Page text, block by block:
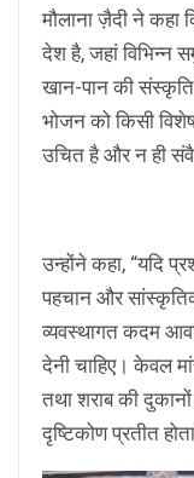
मौलाना ज़ैदी ने कहा
देश है, जहां विभिन्न
खान-पान की
भोजन को किसी
उचित है और न ही
उन्होंने कहा, “यदि
पहचान और
व्यवस्थागत कदम
देनी चाहिए। केवल
तथा शराब की
दृष्टिकोण प्रतीत